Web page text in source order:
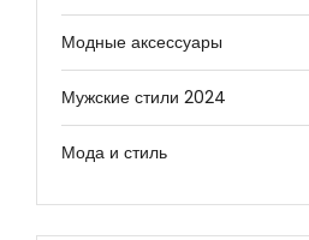
Модные аксессуары
Мужские стили 2024
Мода и стиль